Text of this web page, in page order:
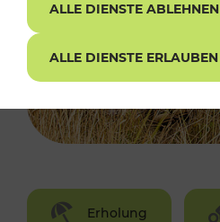
Erholung
ALLE DIENSTE ABLEHNEN
ALLE DIENSTE ERLAUBEN